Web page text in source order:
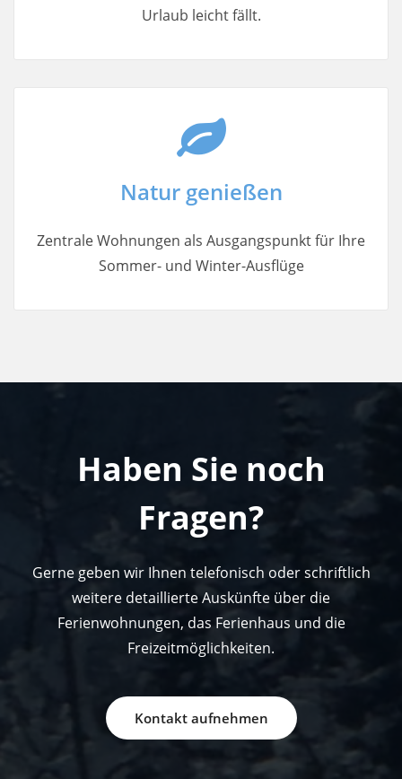
Urlaub leicht fällt.
Natur genießen
Zentrale Wohnungen als Ausgangspunkt für Ihre
Sommer- und Winter-Ausflüge
Haben Sie noch
Fragen?
Gerne geben wir Ihnen telefonisch oder schriftlich
weitere detaillierte Auskünfte über die
Ferienwohnungen, das Ferienhaus und die
Freizeitmöglichkeiten.
Kontakt aufnehmen